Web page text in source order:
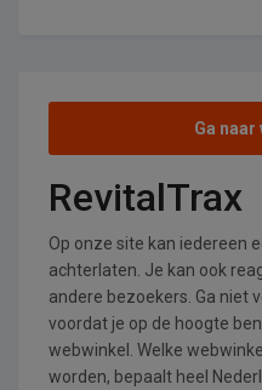
Ga
RevitalTrax
Op onze site kan iedereen
achterlaten. Je kan ook
andere bezoekers. Ga niet
voordat je op de hoogte
webwinkel. Welke
worden, bepaalt heel